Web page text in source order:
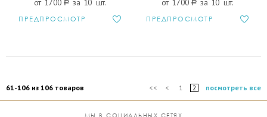
от 1700 a за 10 шт.
ПРЕДПРОСМОТР
от 1700 a за 10 шт.
ПРЕДПРОСМОТР
61-106 из 106 товаров посмотреть все
<< < 1 2
МЫ В СОЦИАЛЬНЫХ СЕТЯХ